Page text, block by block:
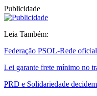
Publicidade
Leia Também:
Federação PSOL-Rede
Lei garante frete mínimo no
PRD e Solidariedade